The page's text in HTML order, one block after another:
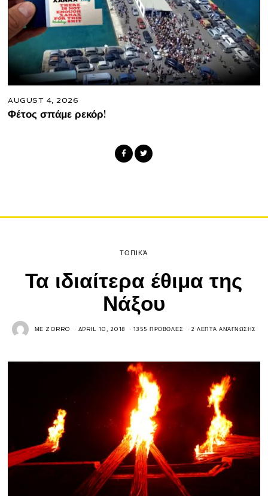
AUGUST 4, 2026
Φέτος σπάμε ρεκόρ!
ΤΟΠΙΚΆ
Τα ιδιαίτερα έθιμα της
Νάξου
ΜΕ ZORRO APRIL 10, 2018 1355 ΠΡΟΒΟΛΈΣ 2 ΛΕΠΤΆ ΑΝΆΓΝΩΣΗΣ